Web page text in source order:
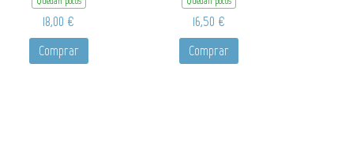
18,00 €
Comprar
16,50 €
Comprar